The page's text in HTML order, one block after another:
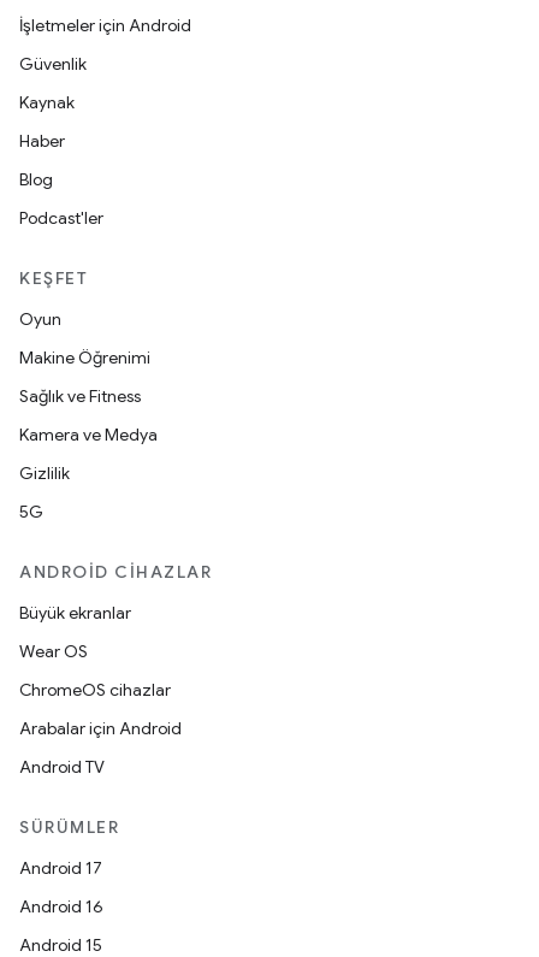
İşletmeler için Android
Güvenlik
Kaynak
Haber
Blog
Podcast'ler
KEŞFET
Oyun
Makine Öğrenimi
Sağlık ve Fitness
Kamera ve Medya
Gizlilik
5G
ANDROID CIHAZLAR
Büyük ekranlar
Wear OS
ChromeOS cihazlar
Arabalar için Android
Android TV
SÜRÜMLER
Android 17
Android 16
Android 15